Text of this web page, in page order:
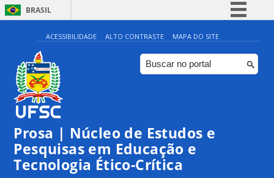
BRASIL
Simplifique!
Comunica BR
Participe
Canais
ACESSIBILIDADE ALTO CONTRASTE MAPA DO SITE
Prosa | Núcleo de Estudos e
Pesquisas em Educação e
Tecnologia Ético-Crítica